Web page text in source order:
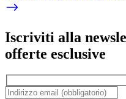
Iscriviti alla
offerte esclusive